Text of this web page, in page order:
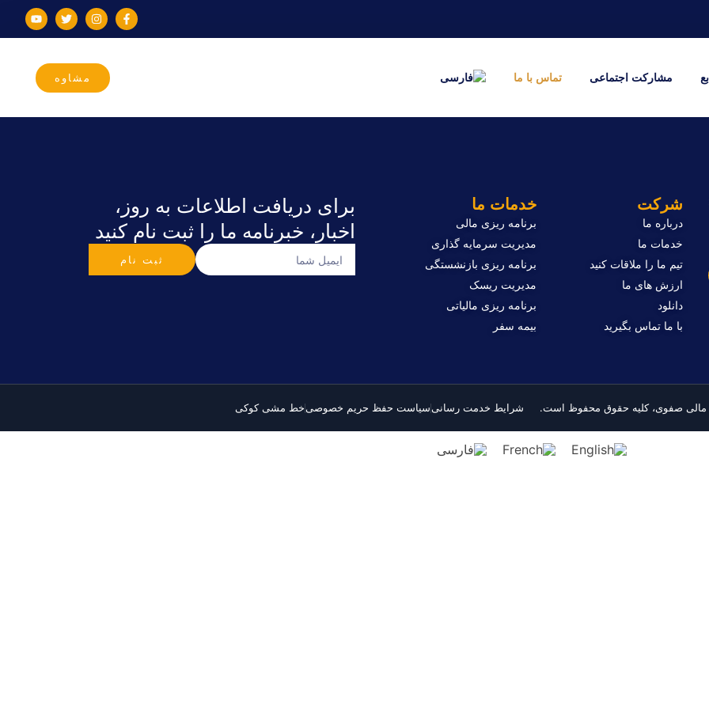
مشارکت اجتماعی تماس با ما مشاوه
شرکت
درباره ما
خدمات ما
تیم ما را ملاقات کنید
ارزش های ما
دانلود
با ما تماس بگیرید
خدمات ما
برنامه ریزی مالی
مدیریت سرمایه گذاری
برنامه ریزی بازنشستگی
مدیریت ریسک
برنامه ریزی مالیاتی
بیمه سفر
برای دریافت اطلاعات به روز،
اخبار، خبرنامه ما را ثبت نام کنید
ثبت نام
شرایط خدمت رسانیسیاست حفظ حریم خصوصیخط مشی کوکی